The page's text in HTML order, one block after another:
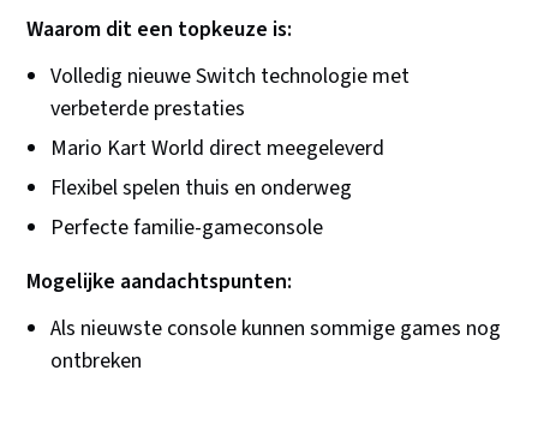
Waarom dit een topkeuze is:
Volledig nieuwe Switch technologie met
verbeterde prestaties
Mario Kart World direct meegeleverd
Flexibel spelen thuis en onderweg
Perfecte familie-gameconsole
Mogelijke aandachtspunten:
Als nieuwste console kunnen sommige games nog
ontbreken